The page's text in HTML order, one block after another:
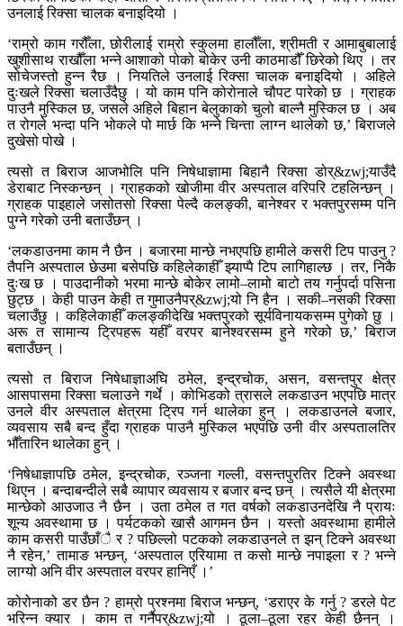
उनलाई रिक्सा चालक बनाइदियो ।
‘राम्रो काम गरौँला, छोरीलाई राम्रो स्कुलमा हालौँला, श्रीमती र आमाबुबालाई
खुशीसाथ राखौँला भन्ने आशाको पोको बोकेर उनी काठमाडौँ छिरेको थिए । तर
सोचेजस्तो हुन्न रैछ । नियतिले उनलाई रिक्सा चालक बनाइदियो । अहिले
दुःखले रिक्सा चलाउँदैछु । यो काम पनि कोरोनाले चौपट पारेको छ । ग्राहक
पाउनै मुस्किल छ, जसले अहिले बिहान बेलुकाको चुलो बाल्नै मुस्किल छ । अब
त रोगले भन्दा पनि भोकले पो मार्छ कि भन्ने चिन्ता लाग्न थालेको छ,’ बिराजले
दुखेसो पोखे ।
त्यसो त बिराज आजभोलि पनि निषेधाज्ञामा बिहानै रिक्सा डोर्&zwj;याउँदै
डेराबाट निस्कन्छन् । ग्राहकको खोजीमा वीर अस्पताल वरिपरि टहलिन्छन् ।
ग्राहक पाइहाले जसोतसो रिक्सा पेल्दै कलङ्की, बानेश्वर र भक्तपुरसम्म पनि
पुग्ने गरेको उनी बताउँछन् ।
‘लकडाउनमा काम नै छैन । बजारमा मान्छे नभएपछि हामीले कसरी टिप पाउनु ?
तैपनि अस्पताल छेउमा बसेपछि कहिलेकाहीँ झ्याप्पै टिप लागिहाल्छ । तर, निकै
दुःख छ । पाउदानीको भरमा मान्छे बोकेर लामो–लामो बाटो तय गर्नुपर्दा पसिना
छुट्छ । केही पाउन केही त गुमाउनैपर्&zwj;यो नि हैन । सकी–नसकी रिक्सा
चलाउँछु । कहिलेकाहीँ कलङ्कीदेखि भक्तपुरको सूर्यविनायकसम्म पुगेको छु ।
अरू त सामान्य ट्रिपहरू यहीँ वरपर बानेश्वरसम्म हुने गरेको छ,’ बिराज
बताउँछन् ।
त्यसो त बिराज निषेधाज्ञाअघि ठमेल, इन्द्रचोक, असन, वसन्तपुर क्षेत्र
आसपासमा रिक्सा चलाउने गर्थे । कोभिडको त्रासले लकडाउन भएपछि मात्र
उनले वीर अस्पताल क्षेत्रमा ट्रिप गर्न थालेका हुन् । लकडाउनले बजार,
व्यवसाय सबै बन्द हुँदा ग्राहक पाउनै मुस्किल भएपछि उनी वीर अस्पतालतिर
भौँतारिन थालेका हुन् ।
‘निषेधाज्ञापछि ठमेल, इन्द्रचोक, रञ्जना गल्ली, वसन्तपुरतिर टिक्ने अवस्था
थिएन । बन्दाबन्दीले सबै व्यापार व्यवसाय र बजार बन्द छन् । त्यसैले यी क्षेत्रमा
मान्छेको आउजाउ नै छैन । उता ठमेल त गत वर्षको लकडाउनदेखि नै प्रायः
शून्य अवस्थामा छ । पर्यटकको खासै आगमन छैन । यस्तो अवस्थामा हामीले
काम कसरी पाउँछाँै र ? पछिल्लो पटकको लकडाउनले त झन् टिक्ने अवस्था
नै रहेन,’ तामाङ भन्छन्, ‘अस्पताल एरियामा त कसो मान्छे नपाइला र ? भन्ने
लाग्यो अनि वीर अस्पताल वरपर हानिएँ ।’
कोरोनाको डर छैन ? हाम्रो प्रश्नमा बिराज भन्छन्, ‘डराएर के गर्नु ? डरले पेट
भरिन्न क्यार । काम त गर्नैपर्&zwj;यो । ठूला–ठूला रहर केही छैनन् ।